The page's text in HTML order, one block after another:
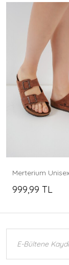
999,99 TL